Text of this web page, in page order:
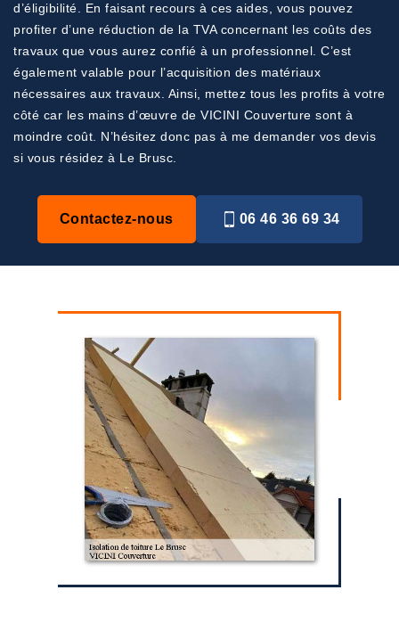
d’éligibilité. En faisant recours à ces aides, vous pouvez
profiter d’une réduction de la TVA concernant les coûts des
travaux que vous aurez confié à un professionnel. C’est
également valable pour l’acquisition des matériaux
nécessaires aux travaux. Ainsi, mettez tous les profits à votre
côté car les mains d’œuvre de VICINI Couverture sont à
moindre coût. N’hésitez donc pas à me demander vos devis
si vous résidez à Le Brusc.
Contactez-nous 06 46 36 69 34